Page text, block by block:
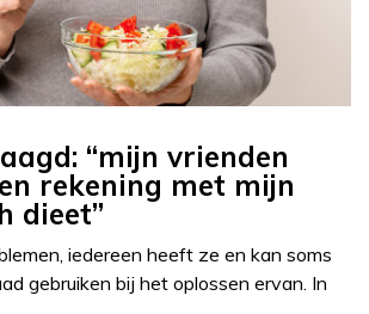
“mijn vrienden
rekening met mijn
dieet”
iedereen heeft ze en kan soms
gebruiken bij het oplossen ervan. In